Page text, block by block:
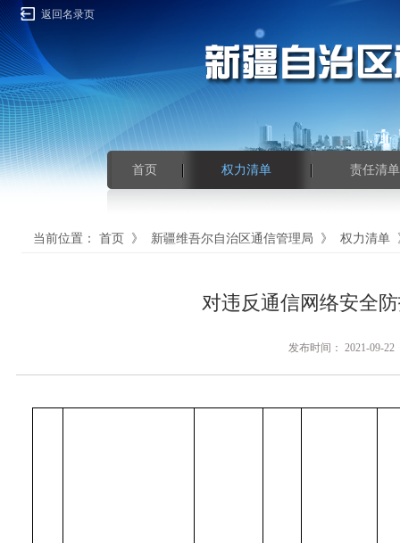
返回名录页
首页 权力清单 责任清单
当前位置： 首页 》 新疆维吾尔自治区通信管理局 》 权力清单
对违反通信网络安全
发布时间： 2021-09-